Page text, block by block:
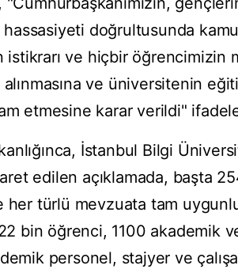
doğrultusunda
istikrarı ve hiçbir öğrencimizin
ve üniversitenin
etmesine karar verildi"
İstanbul Bilgi
edilen açıklamada, başta
her türlü mevzuata tam
bin öğrenci, 1100 akademik
personel, stajyer ve